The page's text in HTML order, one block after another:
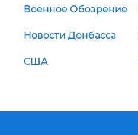
Военное Обозрение
Новости Донбасса
США